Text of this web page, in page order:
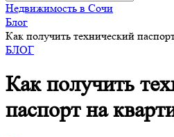
Недвижимость в Сочи
Блог
Как получить технический
БЛОГ
Как получить
паспорт на